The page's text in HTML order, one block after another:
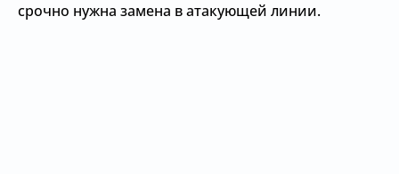
срочно нужна замена в атакующей линии.